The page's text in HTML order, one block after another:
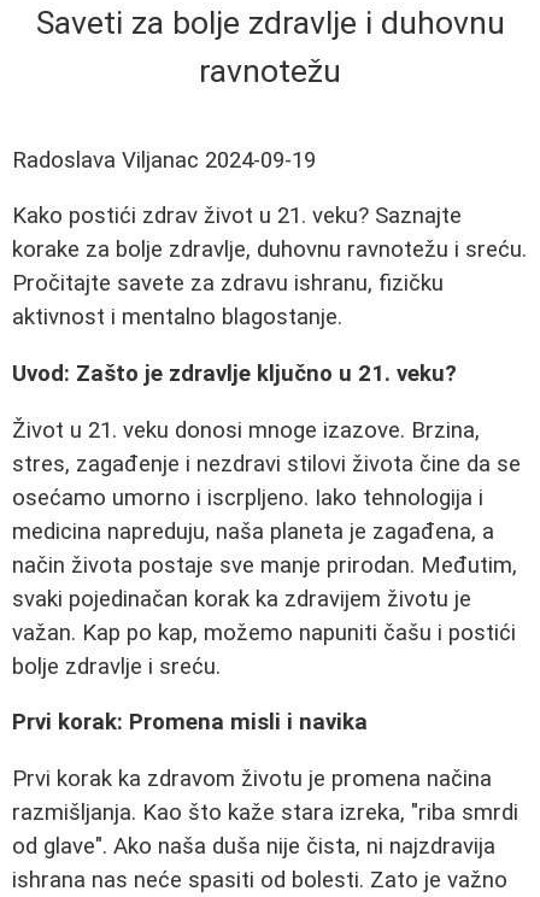
Saveti za bolje zdravlje i duhovnu
ravnotežu
Radoslava Viljanac 2024-09-19
Kako postići zdrav život u 21. veku? Saznajte
korake za bolje zdravlje, duhovnu ravnotežu i sreću.
Pročitajte savete za zdravu ishranu, fizičku
aktivnost i mentalno blagostanje.
Uvod: Zašto je zdravlje ključno u 21. veku?
Život u 21. veku donosi mnoge izazove. Brzina,
stres, zagađenje i nezdravi stilovi života čine da se
osećamo umorno i iscrpljeno. Iako tehnologija i
medicina napreduju, naša planeta je zagađena, a
način života postaje sve manje prirodan. Međutim,
svaki pojedinačan korak ka zdravijem životu je
važan. Kap po kap, možemo napuniti čašu i postići
bolje zdravlje i sreću.
Prvi korak: Promena misli i navika
Prvi korak ka zdravom životu je promena načina
razmišljanja. Kao što kaže stara izreka, "riba smrdi
od glave". Ako naša duša nije čista, ni najzdravija
ishrana nas neće spasiti od bolesti. Zato je važno